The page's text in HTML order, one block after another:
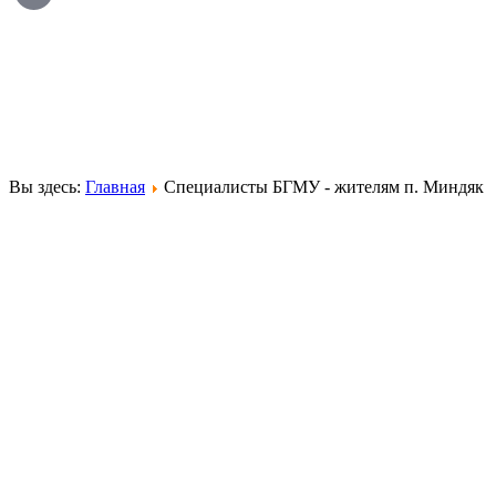
Вы здесь: Главная Специалисты БГМУ - жителям п. Миндяк